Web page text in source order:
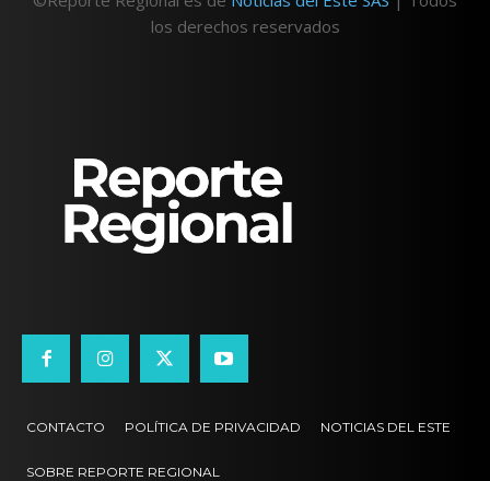
los derechos reservados
CONTACTO POLÍTICA DE PRIVACIDAD NOTICIAS DEL ESTE
SOBRE REPORTE REGIONAL